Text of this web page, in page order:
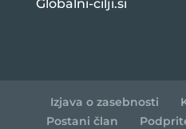
Globalni-cilji.si
Izjava o zasebnosti
Postani član